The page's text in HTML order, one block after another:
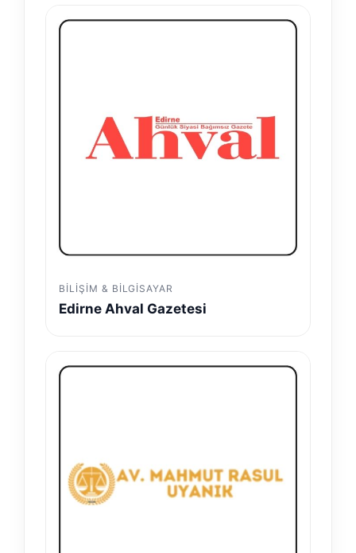
BILIŞIM & BILGISAYAR
Edirne Ahval Gazetesi